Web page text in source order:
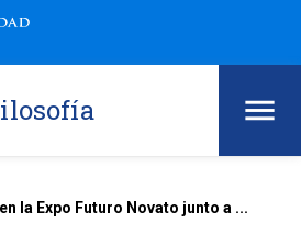
la Expo Futuro Novato junto a ...